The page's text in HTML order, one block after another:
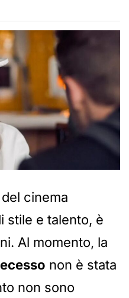
cinema
stile e talento, è
Al momento, la
non è stata
non sono